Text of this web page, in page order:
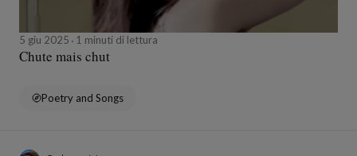
5 giu 2025 1 minuti di lettura
Chute mais chut
Poetry and Songs